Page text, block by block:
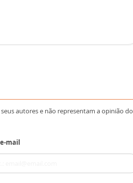
autores e não representam a opinião do
mail